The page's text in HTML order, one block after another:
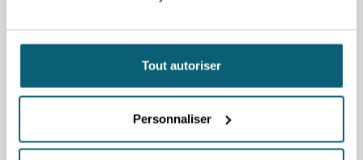
Tout autoriser
Personnaliser